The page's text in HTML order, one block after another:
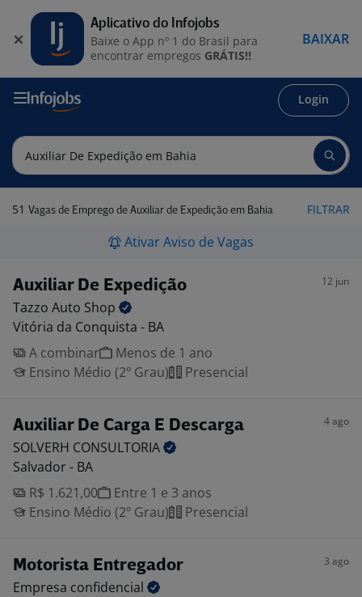
Login
51 Vagas de Emprego de Auxiliar de Expedição em Bahia FILTRAR
Ativar Aviso de Vagas
Auxiliar De Expedição 12 jun
Tazzo Auto Shop
Vitória da Conquista - BA
A combinar
Menos de 1 ano
Ensino Médio (2º Grau)
Presencial
Auxiliar De Carga E Descarga 4 ago
SOLVERH CONSULTORIA
Salvador - BA
R$ 1.621,00
Entre 1 e 3 anos
Ensino Médio (2º Grau)
Presencial
Motorista Entregador 3 ago
Empresa confidencial
Aplicativo do Infojobs
Baixe o App nº 1 do Brasil para
encontrar empregos GRÁTIS!!
BAIXAR